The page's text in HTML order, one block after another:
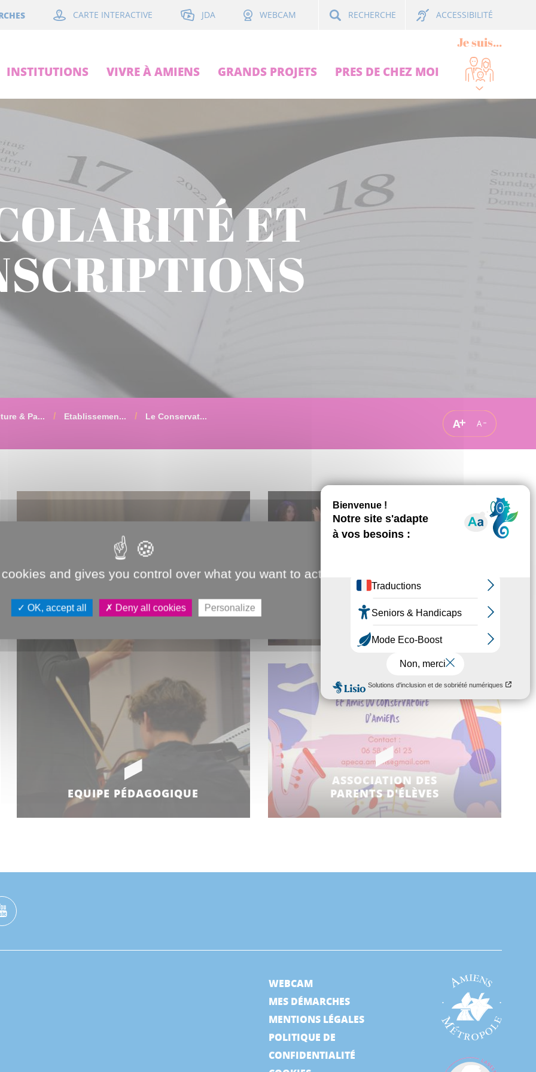
CARTE INTERACTIVE JDA WEBCAM RECHERCHE ACCESSIBILITÉ
INSTITUTIONS VIVRE À AMIENS GRANDS PROJETS PRES DE CHEZ MOI
Je suis...
ET
& Pa... Etablissemen...
Le Conservat...
A A
EQUIPE PÉDAGOGIQUE
CLASSES CHAM, CHAD,
CHAT & FILIÈRE S2TMD
ASSOCIATION DES
PARENTS D'ÉLÈVES
WEBCAM
MES DÉMARCHES
MENTIONS LÉGALES
POLITIQUE DE
CONFIDENTIALITÉ
and gives you control over what you want to activate
OK, accept all Deny all cookies Personalize